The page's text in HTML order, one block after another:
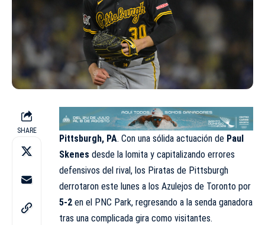
SHARE
Pittsburgh, PA. Con una sólida actuación de Paul
Skenes desde la lomita y capitalizando errores
defensivos del rival, los Piratas de Pittsburgh
derrotaron este lunes a los Azulejos de Toronto por
5-2 en el PNC Park, regresando a la senda ganadora
tras una complicada gira como visitantes.